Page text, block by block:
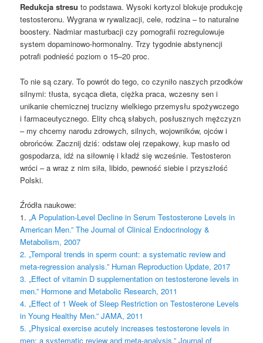
Redukcja stresu to podstawa. Wysoki kortyzol blokuje produkcję
testosteronu. Wygrana w rywalizacji, cele, rodzina – to naturalne
boostery. Nadmiar masturbacji czy pornografii rozregulowuje
system dopaminowo-hormonalny. Trzy tygodnie abstynencji
potrafi podnieść poziom o 15–20 proc.
To nie są czary. To powrót do tego, co czyniło naszych przodków
silnymi: tłusta, sycąca dieta, ciężka praca, wczesny sen i
unikanie chemicznej trucizny wielkiego przemysłu spożywczego
i farmaceutycznego. Elity chcą słabych, posłusznych mężczyzn
– my chcemy narodu zdrowych, silnych, wojowników, ojców i
obrońców. Zacznij dziś: odstaw olej rzepakowy, kup masło od
gospodarza, idź na siłownię i kładź się wcześnie. Testosteron
wróci – a wraz z nim siła, libido, pewność siebie i przyszłość
Polski.
Źródła naukowe:
1.„A Population-Level Decline in Serum Testosterone Levels in
American Men.” The Journal of Clinical Endocrinology &
Metabolism, 2007
2. „Temporal trends in sperm count: a systematic review and
meta-regression analysis.” Human Reproduction Update, 2017
3. „Effect of vitamin D supplementation on testosterone levels in
men.” Hormone and Metabolic Research, 2011
4. „Effect of 1 Week of Sleep Restriction on Testosterone Levels
in Young Healthy Men.” JAMA, 2011
5. „Physical exercise acutely increases testosterone levels in
men: a systematic review and meta-analysis.” Journal of